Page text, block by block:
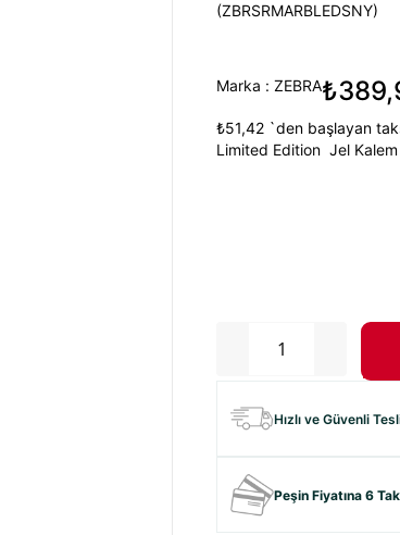
(ZBRSRMARBLEDSNY)
Marka : ZEBRA
₺51,42 `den başlayan
Limited Edition Jel
Hızlı ve Güvenli
Peşin Fiyatına 6